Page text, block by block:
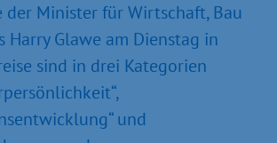
der Minister für Wirtschaft, Bau
Harry Glawe am Dienstag in
sind in drei Kategorien
und